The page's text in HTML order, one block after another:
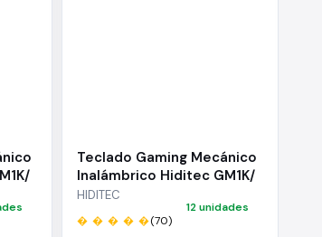
Teclado Gaming Mecánico
Inalámbrico Hiditec GM1K/
Switch Rojo/ Negro
HIDITEC
� � � � �(70)
12 unidades